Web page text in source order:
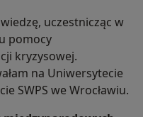
uczestnicząc w
pomocy
kryzysowej.
na Uniwersytecie
SWPS we Wrocławiu.